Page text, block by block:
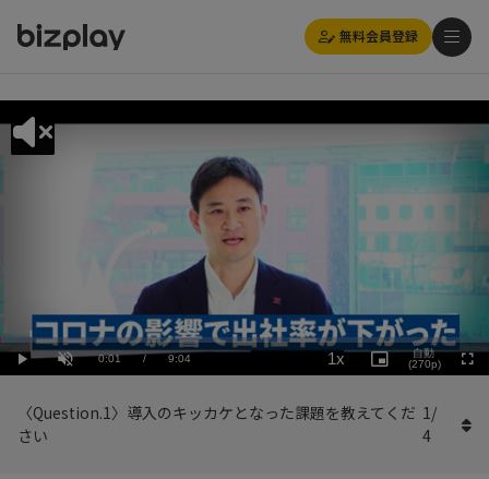
無料会員登録
Play UnmuteCurrent
0:01 / Duration
9:04
Loaded:
6.62%
1x
Playback
Rate
Picture-
in-
自動
(270p)
〈Question.1〉導入のキッカケとなった課題を教えてくだ
さい
1/
4